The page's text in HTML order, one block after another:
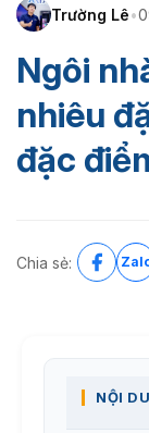
Trường Lê•
Ngôi
nhiêu
đặc
Chia sẻ:
NỘI